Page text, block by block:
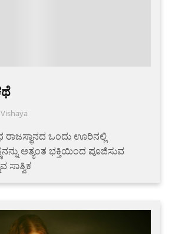
Vishaya
ಒಂದು ಊರಿನಲ್ಲಿ
ಅತ್ಯಂತ ಭಕ್ತಿಯಿಂದ ಪೂಜಿಸುವ
ಸಾತ್ವಿಕ